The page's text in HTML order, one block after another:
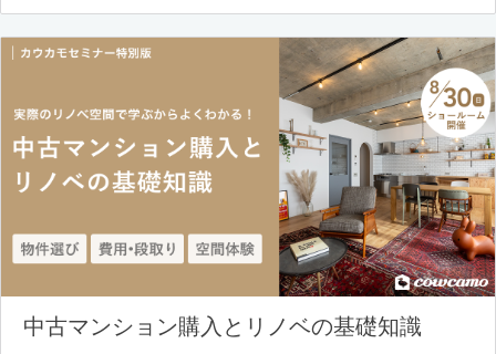
中古マンション購入とリノベの基礎知識